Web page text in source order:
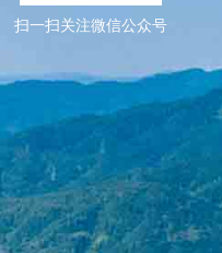
扫一扫关注微信公众号